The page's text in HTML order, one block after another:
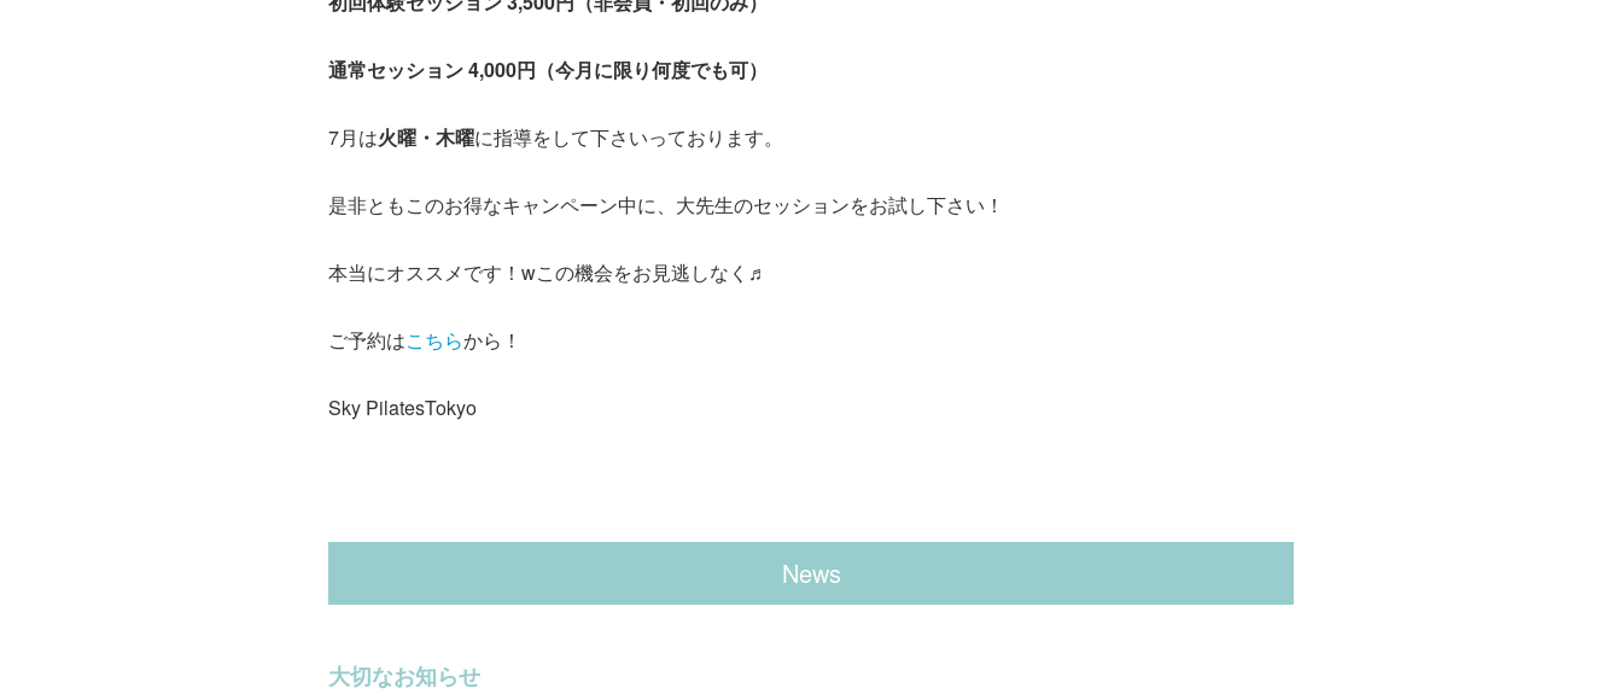
通常セッション 4,000円（今月に限り何度でも可）
7月は火曜・木曜に指導をして下さいっております。
是非ともこのお得なキャンペーン中に、大先生のセッションをお試し下さい！
本当にオススメです！wこの機会をお見逃しなく♬
ご予約はこちらから！
Sky PilatesTokyo
News
大切なお知らせ